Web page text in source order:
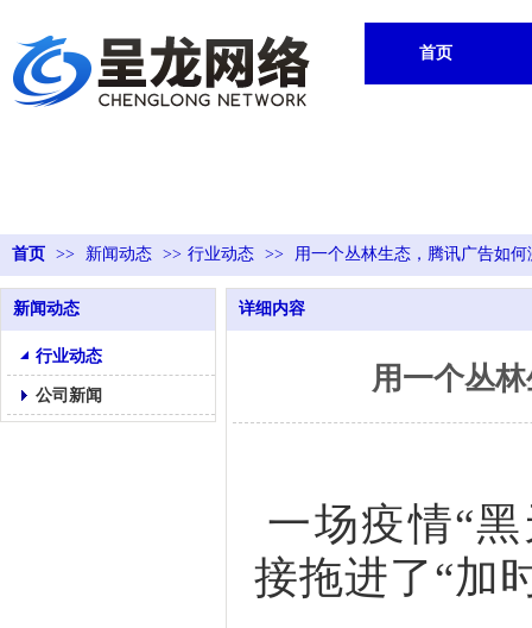
首页
首页 >> 新闻动态 >> 行业动态 >> 用一个丛林生态，腾讯广告如
新闻动态
行业动态
公司新闻
详细内容
用一个丛
一场疫情“
接拖进了“加